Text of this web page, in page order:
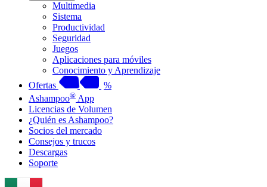
Multimedia
Sistema
Productividad
Seguridad
Juegos
Aplicaciones para móviles
Conocimiento y Aprendizaje
Ofertas
%
Ashampoo® App
Licencias de Volumen
¿Quién es Ashampoo?
Socios del mercado
Consejos y trucos
Descargas
Soporte